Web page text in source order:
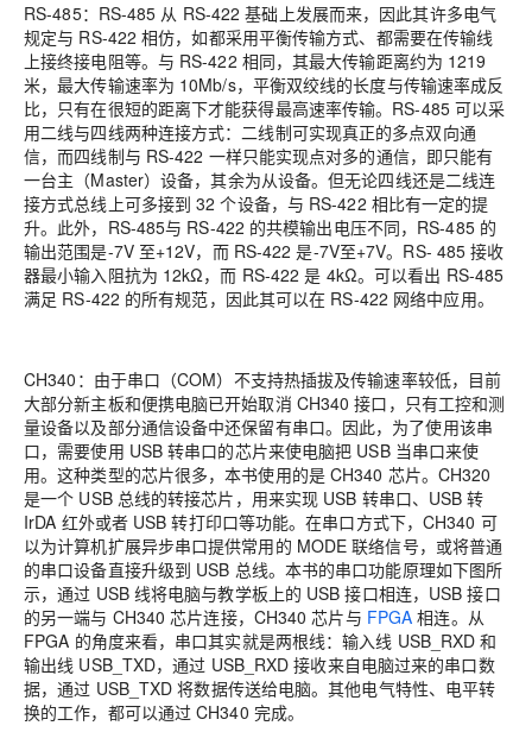
RS-485：RS-485 从 RS-422 基础上发展而来，因此其许多电气
规定与 RS-422 相仿，如都采用平衡传输方式、都需要在传输线
上接终接电阻等。与 RS-422 相同，其最大传输距离约为 1219
米，最大传输速率为 10Mb/s，平衡双绞线的长度与传输速率成反
比，只有在很短的距离下才能获得最高速率传输。RS-485 可以采
用二线与四线两种连接方式：二线制可实现真正的多点双向通
信，而四线制与 RS-422 一样只能实现点对多的通信，即只能有
一台主（Master）设备，其余为从设备。但无论四线还是二线连
接方式总线上可多接到 32 个设备，与 RS-422 相比有一定的提
升。此外，RS-485与 RS-422 的共模输出电压不同，RS-485 的
输出范围是-7V 至+12V，而 RS-422 是-7V至+7V。RS- 485 接收
器最小输入阻抗为 12kΩ，而 RS-422 是 4kΩ。可以看出 RS-485
满足 RS-422 的所有规范，因此其可以在 RS-422 网络中应用。
CH340：由于串口（COM）不支持热插拔及传输速率较低，目前
大部分新主板和便携电脑已开始取消 CH340 接口，只有工控和测
量设备以及部分通信设备中还保留有串口。因此，为了使用该串
口，需要使用 USB 转串口的芯片来使电脑把 USB 当串口来使
用。这种类型的芯片很多，本书使用的是 CH340 芯片。CH320
是一个 USB 总线的转接芯片，用来实现 USB 转串口、USB 转
IrDA 红外或者 USB 转打印口等功能。在串口方式下，CH340 可
以为计算机扩展异步串口提供常用的 MODE 联络信号，或将普通
的串口设备直接升级到 USB 总线。本书的串口功能原理如下图所
示，通过 USB 线将电脑与教学板上的 USB 接口相连，USB 接口
的另一端与 CH340 芯片连接，CH340 芯片与 FPGA 相连。从
FPGA 的角度来看，串口其实就是两根线：输入线 USB_RXD 和
输出线 USB_TXD，通过 USB_RXD 接收来自电脑过来的串口数
据，通过 USB_TXD 将数据传送给电脑。其他电气特性、电平转
换的工作，都可以通过 CH340 完成。